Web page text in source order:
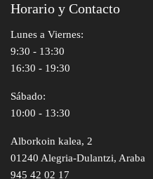
Horario y Contacto
Lunes a Viernes:
9:30 - 13:30
16:30 - 19:30
Sábado:
10:00 - 13:30
Alborkoin kalea, 2
01240 Alegria-Dulantzi, Araba
945 42 02 17